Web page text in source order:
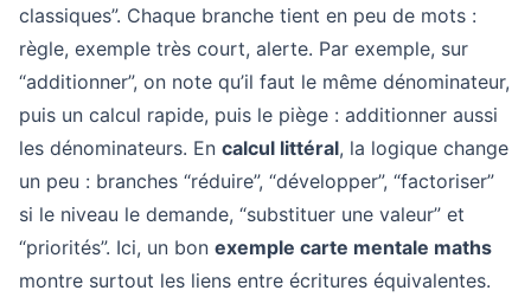
classiques”. Chaque branche tient en peu de mots :
règle, exemple très court, alerte. Par exemple, sur
“additionner”, on note qu’il faut le même dénominateur,
puis un calcul rapide, puis le piège : additionner aussi
les dénominateurs. En calcul littéral, la logique change
un peu : branches “réduire”, “développer”, “factoriser”
si le niveau le demande, “substituer une valeur” et
“priorités”. Ici, un bon exemple carte mentale maths
montre surtout les liens entre écritures équivalentes.